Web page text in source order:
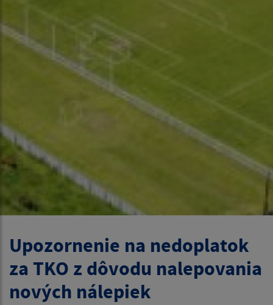
Upozornenie na nedoplatok
za TKO z dôvodu nalepovania
nových nálepiek